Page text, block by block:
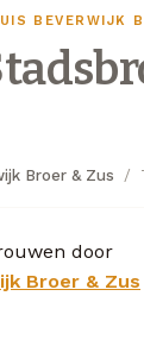
BEVERWIJK
Broer & Zus
door
Broer & Zus